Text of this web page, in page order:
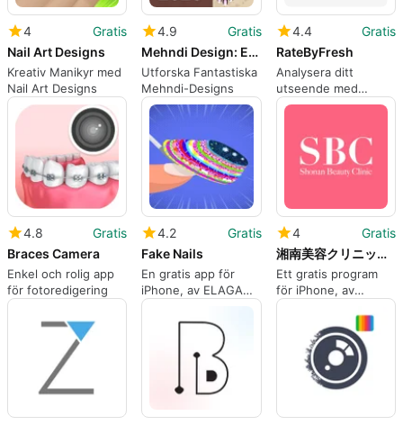
4
Gratis
Nail Art Designs
Kreativ Manikyr med
Nail Art Designs
4.9
Gratis
Mehndi Design: Easy Simple
Utforska Fantastiska
Mehndi-Designs
4.4
Gratis
RateByFresh
Analysera ditt
utseende med
RateByFresh
4.8
Gratis
Braces Camera
Enkel och rolig app
för fotoredigering
4.2
Gratis
Fake Nails
En gratis app för
iPhone, av ELAGAME
YAZILIM ANONIM
SIRKETI.
4
Gratis
湘南美容クリニック 公式アプリ
Ett gratis program
för iPhone, av
LANGE
COSMETIQUE INC.